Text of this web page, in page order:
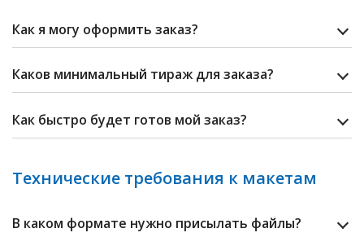
Как я могу оформить заказ?
Каков минимальный тираж для заказа?
Как быстро будет готов мой заказ?
Технические требования к макетам
В каком формате нужно присылать файлы?